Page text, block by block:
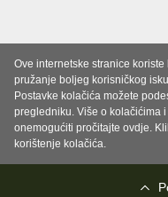
Ove internetske stranice
pružanje boljeg korisničkog
Postavke kolačića možete
pregledniku. Više o kolačićima
onemogućiti pročitajte ovdje.
korištenje kolačića.